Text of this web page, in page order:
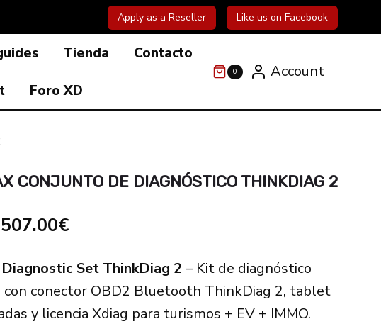
Apply as a Reseller Like us on Facebook
Tienda Contacto
Foro XD
0 Account
CONJUNTO DE DIAGNÓSTICO THINKDIAG 2
El
original
era:
507.00€
actual
es:
Set ThinkDiag 2 – Kit de diagnóstico
con conector OBD2 Bluetooth ThinkDiag 2, tablet
y licencia Xdiag para turismos + EV + IMMO.